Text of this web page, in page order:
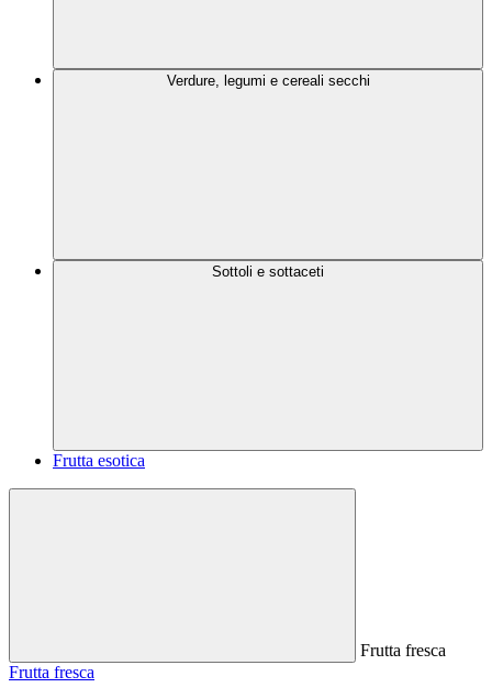
Verdure, legumi e cereali secchi
Sottoli e sottaceti
Frutta esotica
Frutta fresca
Frutta fresca